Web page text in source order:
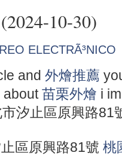
(2024-10-30)
ELECTRÃ³NICO
and 外燴推薦
about苗栗外燴 i
汐止區原興路81
區原興路81號 桃